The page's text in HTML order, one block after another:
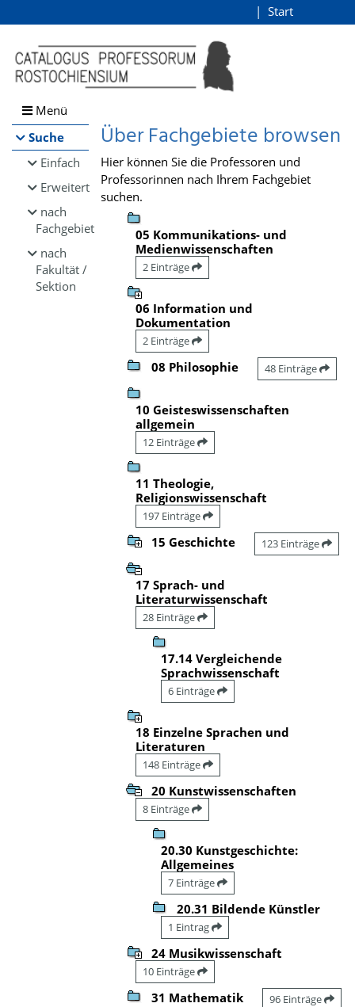
Browsen
direkt zum Inhalt
Start
Menü
Suche
Einfach
Erweitert
nach
Fachgebiet
nach
Fakultät /
Sektion
Über Fachgebiete browsen
Hier können Sie die Professoren und
Professorinnen nach Ihrem Fachgebiet
suchen.
05 Kommunikations- und
Medienwissenschaften
2 Einträge
06 Information und
Dokumentation
2 Einträge
08 Philosophie 48 Einträge
10 Geisteswissenschaften
allgemein
12 Einträge
11 Theologie,
Religionswissenschaft
197 Einträge
15 Geschichte 123 Einträge
17 Sprach- und
Literaturwissenschaft
28 Einträge
17.14 Vergleichende
Sprachwissenschaft
6 Einträge
18 Einzelne Sprachen und
Literaturen
148 Einträge
20 Kunstwissenschaften
8 Einträge
20.30 Kunstgeschichte:
Allgemeines
7 Einträge
20.31 Bildende Künstler
1 Eintrag
24 Musikwissenschaft
10 Einträge
31 Mathematik 96 Einträge